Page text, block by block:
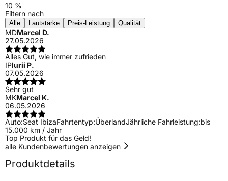
10 %
Filtern nach
Alle Lautstärke Preis-Leistung Qualität
MDMarcel D.
27.05.2026
Alles Gut, wie immer zufrieden
IPIurii P.
07.05.2026
Sehr gut
MKMarcel K.
06.05.2026
Auto:Seat IbizaFahrtentyp:ÜberlandJährliche Fahrleistung:bis
15.000 km / Jahr
Top Produkt für das Geld!
alle Kundenbewertungen anzeigen
Produktdetails